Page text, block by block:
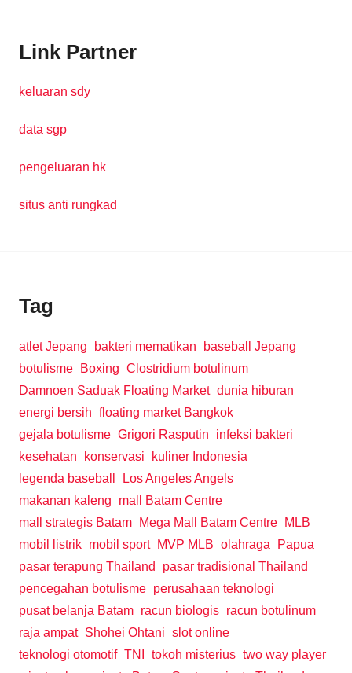
Link Partner
keluaran sdy
data sgp
pengeluaran hk
situs anti rungkad
Tag
atlet Jepang bakteri mematikan
baseball Jepang
botulisme
Boxing Clostridium botulinum
Damnoen Saduak Floating Market dunia hiburan
energi bersih floating market Bangkok
gejala botulisme Grigori Rasputin
infeksi bakteri
kesehatan
konservasi
kuliner Indonesia
legenda baseball
Los Angeles Angels
makanan kaleng
mall Batam Centre
mall strategis Batam
Mega Mall Batam Centre
MLB
mobil listrik mobil sport MVP MLB olahraga
Papua
pasar terapung Thailand
pasar tradisional Thailand
pencegahan botulisme perusahaan teknologi
pusat belanja Batam racun biologis racun botulinum
raja ampat Shohei Ohtani slot online
teknologi otomotif TNI tokoh misterius two way player